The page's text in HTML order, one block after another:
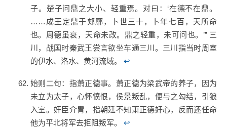
子。楚子问鼎之大小、轻重焉。对曰：‘在德不在鼎。
……成王定鼎于郏鄏，卜世三十，卜年七百，天所命
也。周德虽衰，天命未改。鼎之轻重，未可问也。’” 三
川，战国时秦武王尝言欲坐车通三川。三川指当时周室
的伊水、洛水、黄河流域。 ↩
始则二句：指萧正德事。萧正德为梁武帝的养子，因为
未立为太子，心怀愤恨，侯景叛乱，便与之勾结，引狼
入室。奸臣介胄，指朝廷不知萧正德奸心，反而还任命
他为平北将军去拒阻叛军。 ↩